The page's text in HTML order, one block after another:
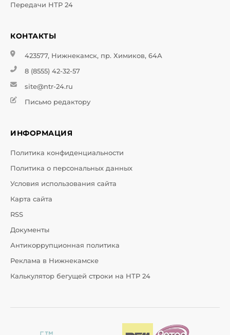
Передачи НТР 24
КОНТАКТЫ
423577, Нижнекамск, пр. Химиков, 64А
8 (8555) 42-32-57
site@ntr-24.ru
Письмо редактору
ИНФОРМАЦИЯ
Политика конфиденциальности
Политика о персональных данных
Условия использования сайта
Карта сайта
RSS
Документы
Антикоррупционная политика
Реклама в Нижнекамске
Калькулятор бегущей строки на НТР 24